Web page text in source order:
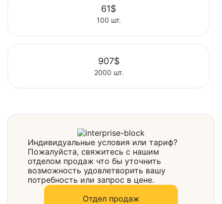
Выбрать
61$
100 шт.
Выбрать
907$
2000 шт.
Индивидуальные условия или тариф?
Пожалуйста, свяжитесь с нашим
отделом продаж что бы уточнить
возможность удовлетворить вашу
потребность или запрос в цене.
Отдел продаж